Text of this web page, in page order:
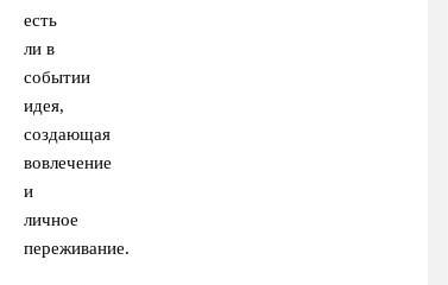
есть
ли в
событии
идея,
создающая
вовлечение
и
личное
переживание.